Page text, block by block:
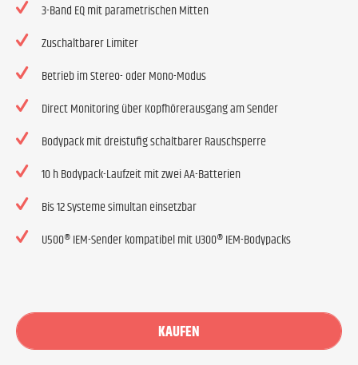
3-Band EQ mit parametrischen Mitten
Zuschaltbarer Limiter
Betrieb im Stereo- oder Mono-Modus
Direct Monitoring über Kopfhörerausgang am Sender
Bodypack mit dreistufig schaltbarer Rauschsperre
10 h Bodypack-Laufzeit mit zwei AA-Batterien
Bis 12 Systeme simultan einsetzbar
U500® IEM-Sender kompatibel mit U300® IEM-Bodypacks
KAUFEN